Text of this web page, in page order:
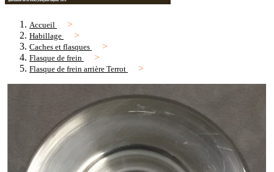
Accueil
Habillage
Caches et flasques
Flasque de frein
Flasque de frein arrière Terrot